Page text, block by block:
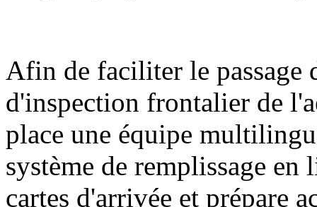
Afin de faciliter le passage
d'inspection frontalier de
place une équipe
système de remplissage
cartes d'arrivée et prépare